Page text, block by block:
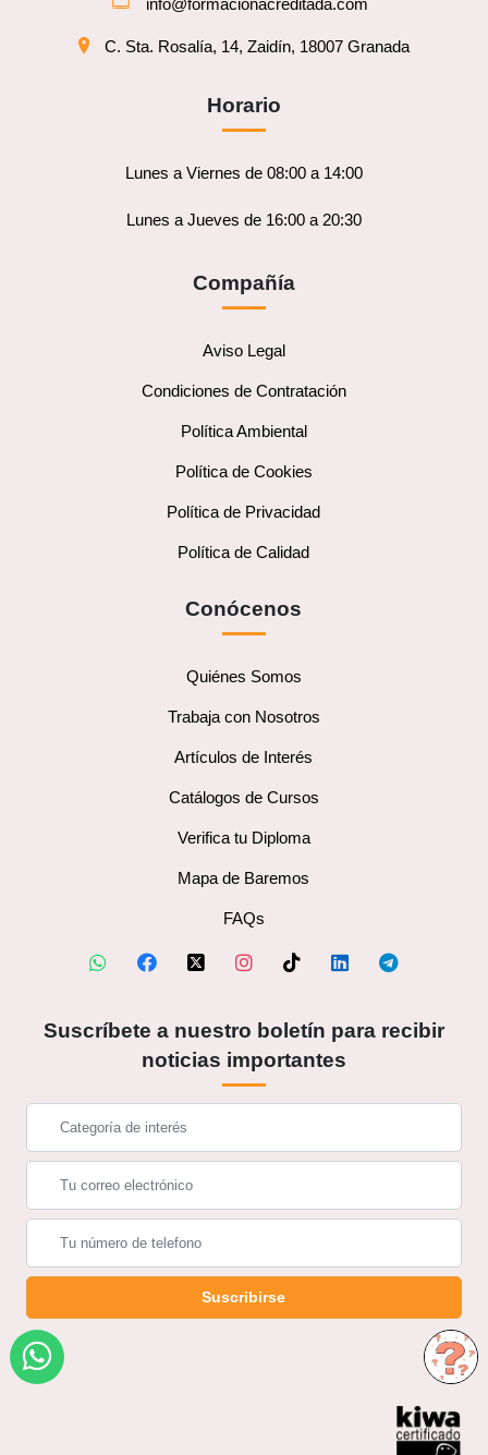
info@formacionacreditada.com
C. Sta. Rosalía, 14, Zaidín, 18007 Granada
Horario
Lunes a Viernes de 08:00 a 14:00
Lunes a Jueves de 16:00 a 20:30
Compañía
Aviso Legal
Condiciones de Contratación
Política Ambiental
Política de Cookies
Política de Privacidad
Política de Calidad
Conócenos
Quiénes Somos
Trabaja con Nosotros
Artículos de Interés
Catálogos de Cursos
Verifica tu Diploma
Mapa de Baremos
FAQs
Suscríbete a nuestro boletín para recibir
noticias importantes
Suscribirse